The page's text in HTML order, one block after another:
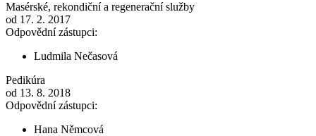
Masérské, rekondiční a regenerační služby
od 17. 2. 2017
Odpovědní zástupci:
Ludmila Nečasová
Pedikúra
od 13. 8. 2018
Odpovědní zástupci:
Hana Němcová